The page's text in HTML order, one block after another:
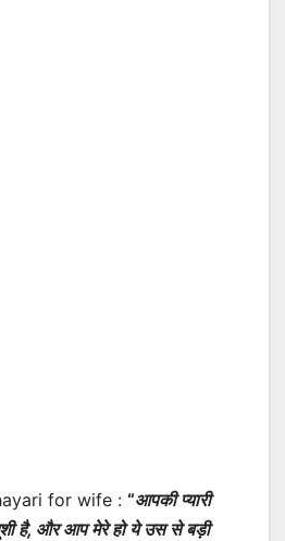
for wife : “आपकी प्यारी
है, और आप मेरे हो ये उस से बड़ी